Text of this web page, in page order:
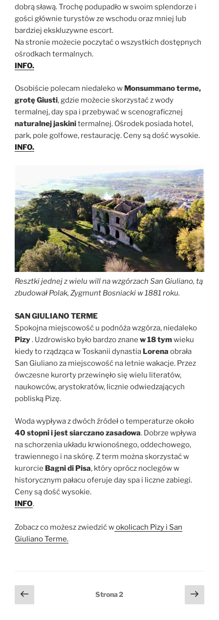
dobrą sławą. Trochę podupadło w swoim splendorze i
gości głównie turystów ze wschodu oraz mniej lub
bardziej ekskluzywne escort.
Na stronie możecie poczytać o wszystkich dostępnych
ośrodkach termalnych.
INFO.
Osobiście polecam niedaleko w Monsummano terme,
grotę Giusti, gdzie możecie skorzystać z wody
termalnej, day spa i przebywać w scenograficznej
naturalnej jaskinitermalnej. Ośrodek posiada hotel,
park, pole golfowe, restaurację. Ceny są dość wysokie.
INFO.
Resztki jednej z wielu will na wzgórzach San Giuliano, tą
zbudował Polak, Zygmunt Bosniacki w 1881 roku.
SAN GIULIANO TERME
Spokojna miejscowość u podnóża wzgórza, niedaleko
Pizy. Uzdrowisko było bardzo znane w 18 tymwieku
kiedy to rządząca w Toskanii dynastia Lorena obrała
San Giuliano za miejscowość na letnie wakacje. Przez
ówczesne kurorty przewinęło się wielu literatów,
naukowców, arystokratów, licznie odwiedzających
pobliską Pizę.
Woda wypływa z dwóch źródeł o temperaturze około
40 stopni i jest siarczano zasadowa. Dobrze wpływa
na schorzenia układu krwionośnego, oddechowego,
trawiennego i na skórę. Z term można skorzystać w
kurorcie Bagni di Pisa, który oprócz noclegów w
historycznym pałacu oferuje day spa i liczne zabiegi.
Ceny są dość wysokie.
INFO.
Zobacz co możesz zwiedzić wokolicach Pizy i San
Giuliano Terme.
Stronicowanie
wpisów
Poprzednia
strona
Strona2